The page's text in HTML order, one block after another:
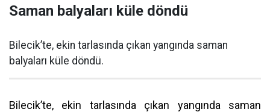
Saman balyaları küle döndü
Bilecik’te, ekin tarlasında çıkan yangında saman
balyaları küle döndü.
Bilecik’te, ekin tarlasında çıkan yangında saman